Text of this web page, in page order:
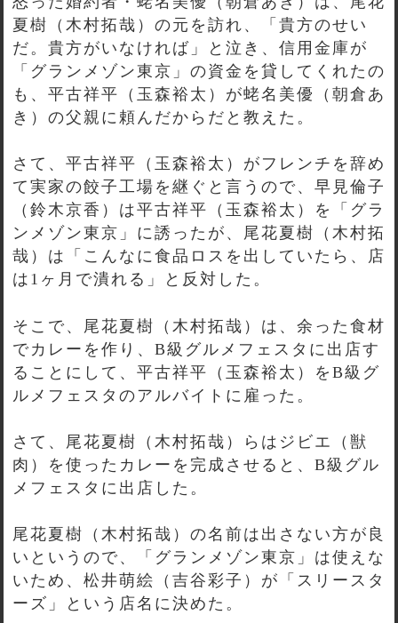
夏樹（木村拓哉）の元を訪れ、「貴方のせい
だ。貴方がいなければ」と泣き、信用金庫が
「グランメゾン東京」の資金を貸してくれたの
も、平古祥平（玉森裕太）が蛯名美優（朝倉あ
き）の父親に頼んだからだと教えた。
さて、平古祥平（玉森裕太）がフレンチを辞め
て実家の餃子工場を継ぐと言うので、早見倫子
（鈴木京香）は平古祥平（玉森裕太）を「グラ
ンメゾン東京」に誘ったが、尾花夏樹（木村拓
哉）は「こんなに食品ロスを出していたら、店
は1ヶ月で潰れる」と反対した。
そこで、尾花夏樹（木村拓哉）は、余った食材
でカレーを作り、B級グルメフェスタに出店す
ることにして、平古祥平（玉森裕太）をB級グ
ルメフェスタのアルバイトに雇った。
さて、尾花夏樹（木村拓哉）らはジビエ（獣
肉）を使ったカレーを完成させると、B級グル
メフェスタに出店した。
尾花夏樹（木村拓哉）の名前は出さない方が良
いというので、「グランメゾン東京」は使えな
いため、松井萌絵（吉谷彩子）が「スリースタ
ーズ」という店名に決めた。